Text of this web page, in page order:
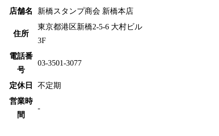
店舗名 新橋スタンプ商会 新橋本店
住所
東京都港区新橋2-5-6 大村ビル
3F
電話番
号
03-3501-3077
定休日
不定期
営業時
間
-